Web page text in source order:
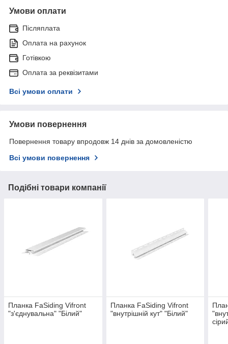
Умови оплати
Післяплата
Оплата на рахунок
Готівкою
Оплата за реквізитами
Всі умови оплати
Умови повернення
Повернення товару впродовж 14 днів за домовленістю
Всі умови повернення
Подібні товари компанії
Планка FaSiding Vifront
"з'єднувальна" "Білий"
Планка FaSiding Vifront
"внутрішній кут" "Білий"